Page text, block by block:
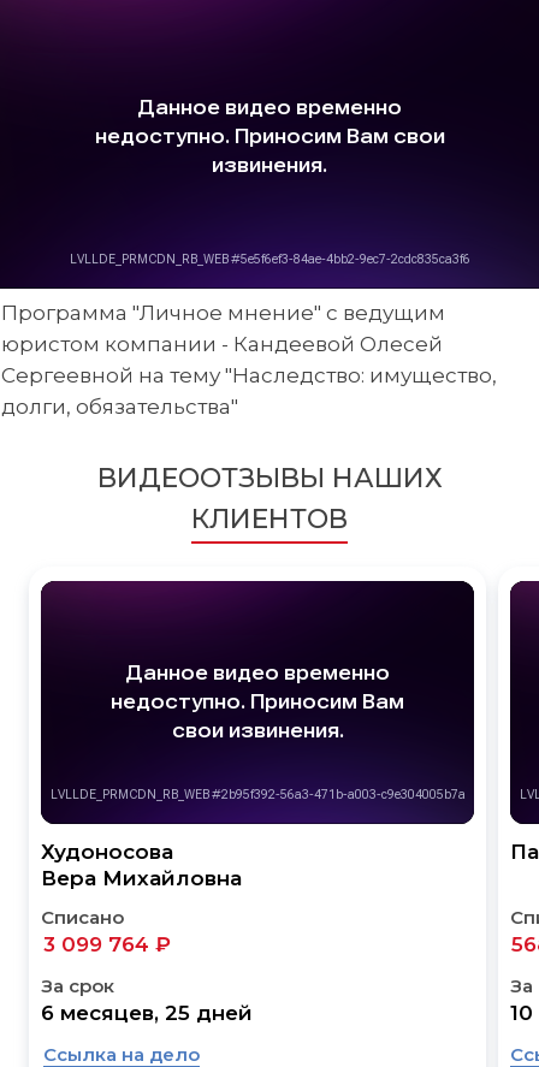
Программа "Личное мнение" с ведущим
юристом компании - Кандеевой Олесей
Сергеевной на тему "Наследство: имущество,
долги, обязательства"
ВИДЕООТЗЫВЫ НАШИХ
КЛИЕНТОВ
За
Худоносова
Вера Михайловна
6 месяцев, 25 дней
За срок
Ссылка на дело
Списано
3 099 764 ₽